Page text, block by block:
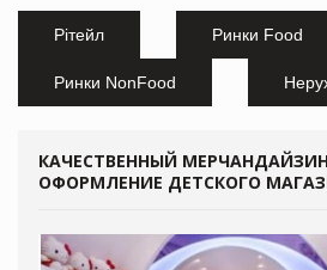
Рітейл Ринки Food
Ринки NonFood
КАЧЕСТВЕННЫЙ
ОФОРМЛЕНИЕ ДЕТСКОГО